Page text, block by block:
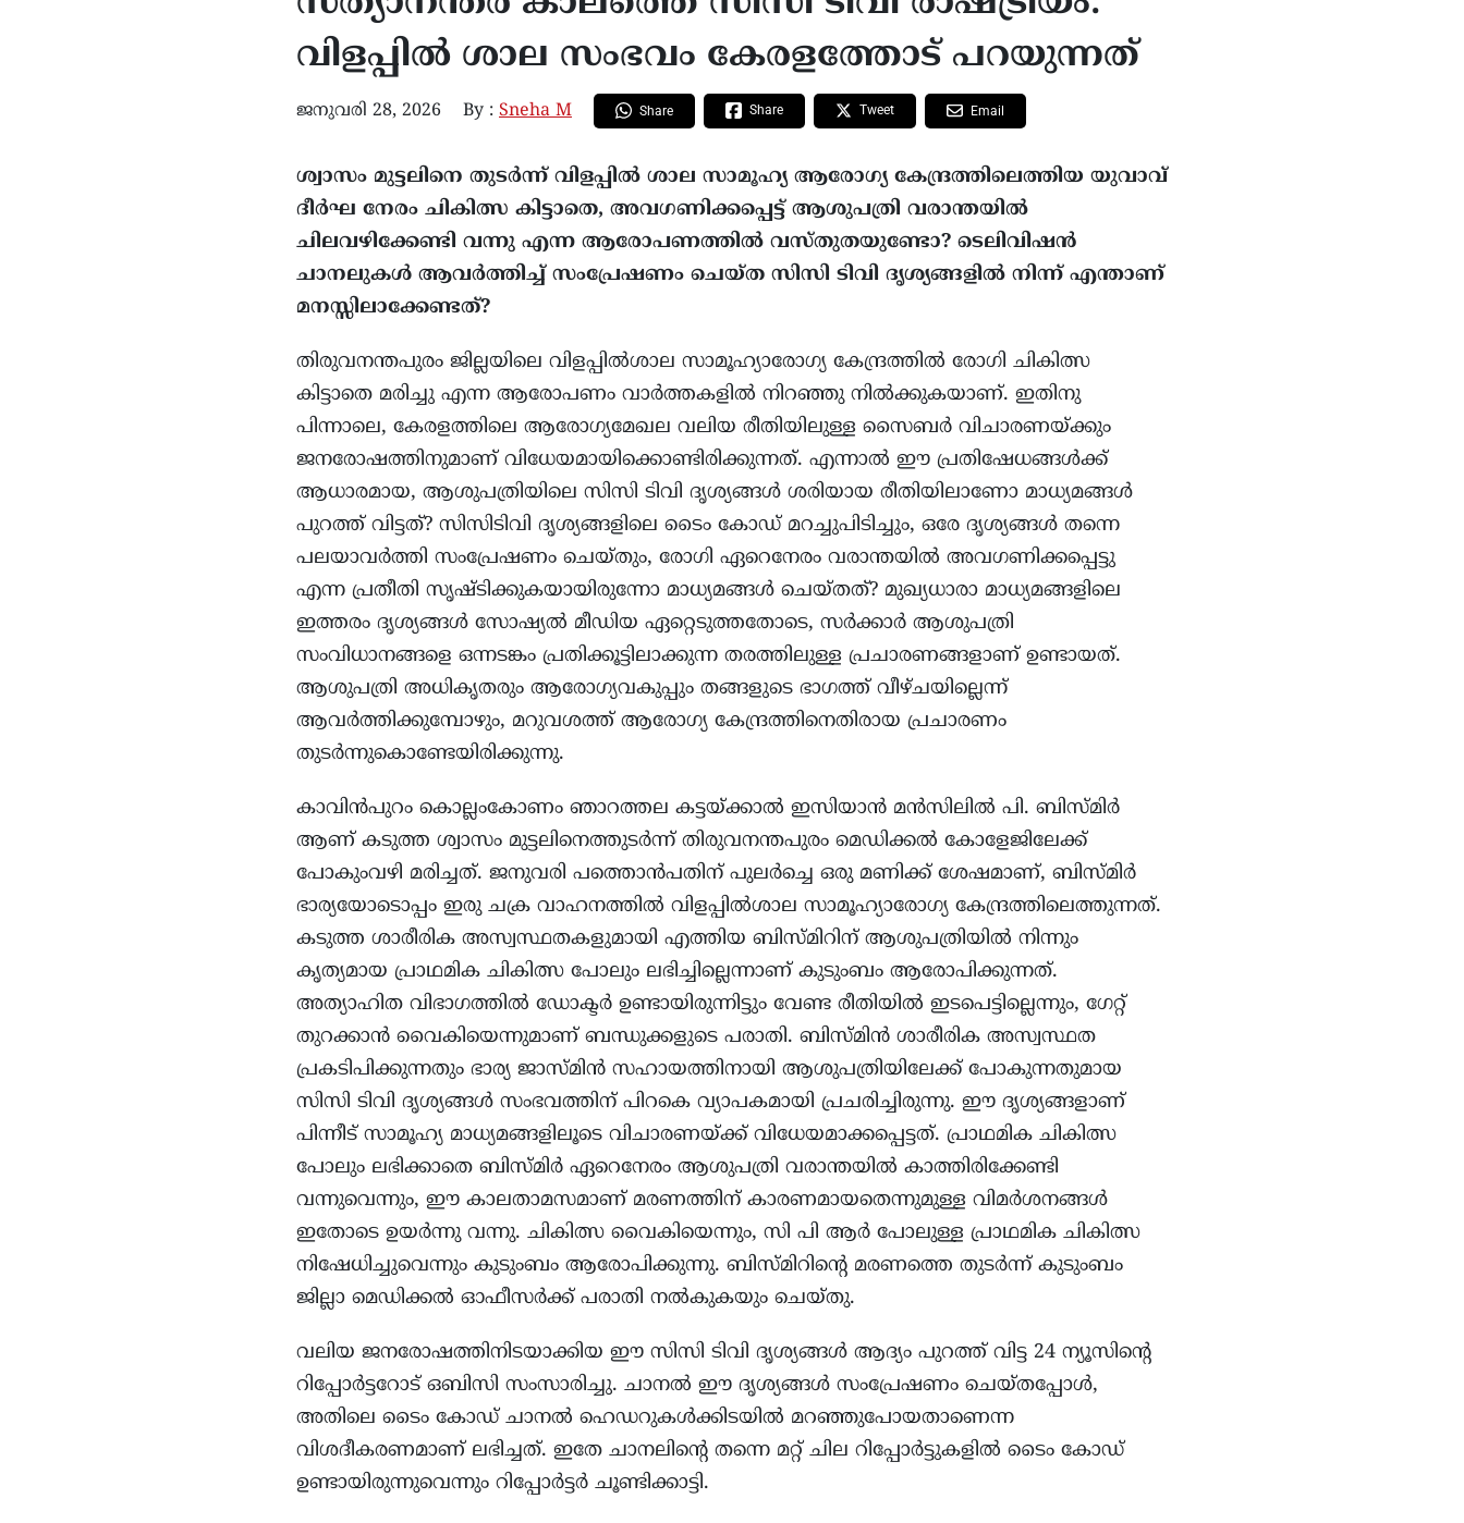
വിളപ്പിൽ ശാല സംഭവം കേരളത്തോട് പറയുന്നത്
ജനുവരി 28, 2026 By : Sneha M Share Share Tweet Email
ശ്വാസം മുട്ടലിനെ തുടർന്ന് വിളപ്പിൽ ശാല സാമൂഹ്യ ആരോഗ്യ കേന്ദ്രത്തിലെത്തിയ യുവാവ്
ദീർഘ നേരം ചികിത്സ കിട്ടാതെ, അവഗണിക്കപ്പെട്ട് ആശുപത്രി വരാന്തയിൽ
ചിലവഴിക്കേണ്ടി വന്നു എന്ന ആരോപണത്തിൽ വസ്തുതയുണ്ടോ? ടെലിവിഷൻ
ചാനലുകൾ ആവർത്തിച്ച് സംപ്രേഷണം ചെയ്ത സിസി ടിവി ദൃശ്യങ്ങളിൽ നിന്ന് എന്താണ്
മനസ്സിലാക്കേണ്ടത്?
തിരുവനന്തപുരം ജില്ലയിലെ വിളപ്പിൽശാല സാമൂഹ്യാരോഗ്യ കേന്ദ്രത്തിൽ രോഗി ചികിത്സ
കിട്ടാതെ മരിച്ചു എന്ന ആരോപണം വാർത്തകളിൽ നിറഞ്ഞു നിൽക്കുകയാണ്. ഇതിനു
പിന്നാലെ, കേരളത്തിലെ ആരോഗ്യമേഖല വലിയ രീതിയിലുള്ള സൈബർ വിചാരണയ്ക്കും
ജനരോഷത്തിനുമാണ് വിധേയമായിക്കൊണ്ടിരിക്കുന്നത്. എന്നാൽ ഈ പ്രതിഷേധങ്ങൾക്ക്
ആധാരമായ, ആശുപത്രിയിലെ സിസി ടിവി ദൃശ്യങ്ങൾ ശരിയായ രീതിയിലാണോ മാധ്യമങ്ങൾ
പുറത്ത് വിട്ടത്? സിസിടിവി ദൃശ്യങ്ങളിലെ ടൈം കോഡ് മറച്ചുപിടിച്ചും, ഒരേ ദൃശ്യങ്ങൾ തന്നെ
പലയാവർത്തി സംപ്രേഷണം ചെയ്തും, രോഗി ഏറെനേരം വരാന്തയിൽ അവഗണിക്കപ്പെട്ടു
എന്ന പ്രതീതി സൃഷ്ടിക്കുകയായിരുന്നോ മാധ്യമങ്ങൾ ചെയ്തത്? മുഖ്യധാരാ മാധ്യമങ്ങളിലെ
ഇത്തരം ദൃശ്യങ്ങൾ സോഷ്യൽ മീഡിയ ഏറ്റെടുത്തതോടെ, സർക്കാർ ആശുപത്രി
സംവിധാനങ്ങളെ ഒന്നടങ്കം പ്രതിക്കൂട്ടിലാക്കുന്ന തരത്തിലുള്ള പ്രചാരണങ്ങളാണ് ഉണ്ടായത്.
ആശുപത്രി അധികൃതരും ആരോഗ്യവകുപ്പും തങ്ങളുടെ ഭാഗത്ത് വീഴ്ചയില്ലെന്ന്
ആവർത്തിക്കുമ്പോഴും, മറുവശത്ത് ആരോഗ്യ കേന്ദ്രത്തിനെതിരായ പ്രചാരണം
തുടർന്നുകൊണ്ടേയിരിക്കുന്നു.
കാവിൻപുറം കൊല്ലംകോണം ഞാറത്തല കട്ടയ്ക്കാൽ ഇസിയാൻ മൻസിലിൽ പി. ബിസ്മിർ
ആണ് കടുത്ത ശ്വാസം മുട്ടലിനെത്തുടർന്ന് തിരുവനന്തപുരം മെഡിക്കൽ കോളേജിലേക്ക്
പോകുംവഴി മരിച്ചത്. ജനുവരി പത്തൊൻപതിന് പുലർച്ചെ ഒരു മണിക്ക് ശേഷമാണ്, ബിസ്മിർ
ഭാര്യയോടൊപ്പം ഇരു ചക്ര വാഹനത്തിൽ വിളപ്പിൽശാല സാമൂഹ്യാരോഗ്യ കേന്ദ്രത്തിലെത്തുന്നത്.
കടുത്ത ശാരീരിക അസ്വസ്ഥതകളുമായി എത്തിയ ബിസ്മിറിന് ആശുപത്രിയിൽ നിന്നും
കൃത്യമായ പ്രാഥമിക ചികിത്സ പോലും ലഭിച്ചില്ലെന്നാണ് കുടുംബം ആരോപിക്കുന്നത്.
അത്യാഹിത വിഭാഗത്തിൽ ഡോക്ടർ ഉണ്ടായിരുന്നിട്ടും വേണ്ട രീതിയിൽ ഇടപെട്ടില്ലെന്നും, ഗേറ്റ്
തുറക്കാൻ വൈകിയെന്നുമാണ് ബന്ധുക്കളുടെ പരാതി. ബിസ്മിൻ ശാരീരിക അസ്വസ്ഥത
പ്രകടിപിക്കുന്നതും ഭാര്യ ജാസ്മിൻ സഹായത്തിനായി ആശുപത്രിയിലേക്ക് പോകുന്നതുമായ
സിസി ടിവി ദൃശ്യങ്ങൾ സംഭവത്തിന് പിറകെ വ്യാപകമായി പ്രചരിച്ചിരുന്നു. ഈ ദൃശ്യങ്ങളാണ്
പിന്നീട് സാമൂഹ്യ മാധ്യമങ്ങളിലൂടെ വിചാരണയ്ക്ക് വിധേയമാക്കപ്പെട്ടത്. പ്രാഥമിക ചികിത്സ
പോലും ലഭിക്കാതെ ബിസ്മിർ ഏറെനേരം ആശുപത്രി വരാന്തയിൽ കാത്തിരിക്കേണ്ടി
വന്നുവെന്നും, ഈ കാലതാമസമാണ് മരണത്തിന് കാരണമായതെന്നുമുള്ള വിമർശനങ്ങൾ
ഇതോടെ ഉയർന്നു വന്നു. ചികിത്സ വൈകിയെന്നും, സി പി ആർ പോലുള്ള പ്രാഥമിക ചികിത്സ
നിഷേധിച്ചുവെന്നും കുടുംബം ആരോപിക്കുന്നു. ബിസ്മിറിന്റെ മരണത്തെ തുടർന്ന് കുടുംബം
ജില്ലാ മെഡിക്കൽ ഓഫീസർക്ക് പരാതി നൽകുകയും ചെയ്തു.
വലിയ ജനരോഷത്തിനിടയാക്കിയ ഈ സിസി ടിവി ദൃശ്യങ്ങൾ ആദ്യം പുറത്ത് വിട്ട 24 ന്യൂസിന്റെ
റിപ്പോർട്ടറോട് ഒബിസി സംസാരിച്ചു. ചാനൽ ഈ ദൃശ്യങ്ങൾ സംപ്രേഷണം ചെയ്തപ്പോൾ,
അതിലെ ടൈം കോഡ് ചാനൽ ഹെഡറുകൾക്കിടയിൽ മറഞ്ഞുപോയതാണെന്ന
വിശദീകരണമാണ് ലഭിച്ചത്. ഇതേ ചാനലിന്റെ തന്നെ മറ്റ് ചില റിപ്പോർട്ടുകളിൽ ടൈം കോഡ്
ഉണ്ടായിരുന്നുവെന്നും റിപ്പോർട്ടർ ചൂണ്ടിക്കാട്ടി.